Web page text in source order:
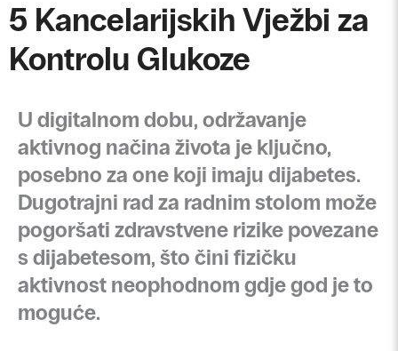
5 Kancelarijskih Vježbi za
Kontrolu Glukoze
U digitalnom dobu, održavanje
aktivnog načina života je ključno,
posebno za one koji imaju dijabetes.
Dugotrajni rad za radnim stolom može
pogoršati zdravstvene rizike povezane
s dijabetesom, što čini fizičku
aktivnost neophodnom gdje god je to
moguće.